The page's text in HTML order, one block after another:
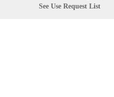
See Use Request List